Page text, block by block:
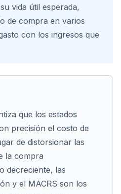
vida útil esperada,
de compra en varios
con los ingresos que
que los estados
precisión el costo de
de distorsionar las
la compra
decreciente, las
y el MACRS son los